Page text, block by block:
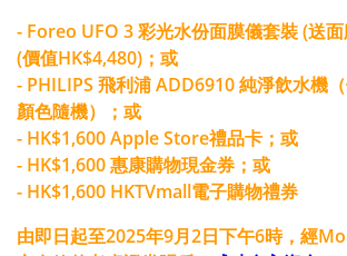
- Foreo UFO 3 彩光水份面膜儀套裝 (送
(價值HK$4,480)；或
- PHILIPS 飛利浦 ADD6910 純淨飲水機
顏色隨機）；或
- HK$1,600 Apple Store禮品卡；或
- HK$1,600 惠康購物現金券；或
- HK$1,600 HKTVmall電子購物禮券
由即日起至2025年9月2日下午6時，經